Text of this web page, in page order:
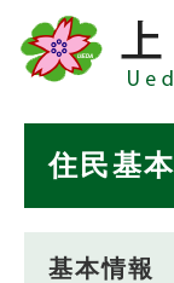
住民基
基本情報